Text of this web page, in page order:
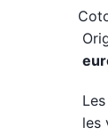
les